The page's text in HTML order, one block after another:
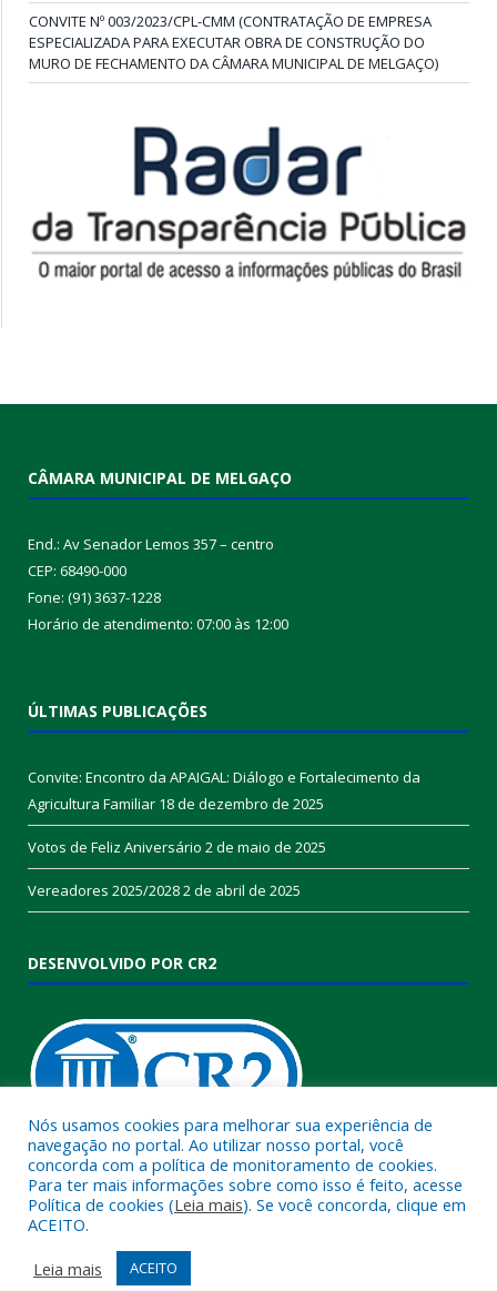
CONVITE Nº 003/2023/CPL-CMM (CONTRATAÇÃO DE EMPRESA
ESPECIALIZADA PARA EXECUTAR OBRA DE CONSTRUÇÃO DO
MURO DE FECHAMENTO DA CÂMARA MUNICIPAL DE MELGAÇO)
CÂMARA MUNICIPAL DE MELGAÇO
End.: Av Senador Lemos 357 – centro
CEP: 68490-000
Fone: (91) 3637-1228
Horário de atendimento: 07:00 às 12:00
ÚLTIMAS PUBLICAÇÕES
Convite: Encontro da APAIGAL: Diálogo e Fortalecimento da
Agricultura Familiar 18 de dezembro de 2025
Votos de Feliz Aniversário 2 de maio de 2025
Vereadores 2025/20282 de abril de 2025
DESENVOLVIDO POR CR2
Muito mais quecriar siteousistema para prefeituras!
Realizamos umaassessoriacompleta, onde garantimos em
contrato que todas as exigências das
serão atendidas.
Nós usamos cookies para melhorar sua experiência de
navegação no portal. Ao utilizar nosso portal, você
concorda com a política de monitoramento de cookies.
Para ter mais informações sobre como isso é feito, acesse
Política de cookies (Leia mais). Se você concorda, clique em
ACEITO.
Leia mais
ACEITO